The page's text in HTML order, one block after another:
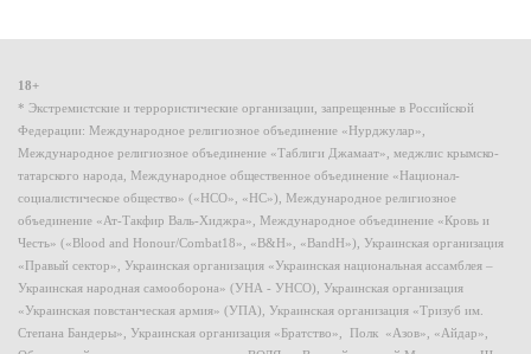
18+
* Экстремистские и террористические организации, запрещенные в Российской
Федерации: Международное религиозное объединение «Нурджулар»,
Международное религиозное объединение «Таблиги Джамаат», меджлис крымско-
татарского народа, Международное общественное объединение «Национал-
социалистическое общество» («НСО», «НС»), Международное религиозное
объединение «Ат-Такфир Валь-Хиджра», Международное объединение «Кровь и
Честь» («Blood and Honour/Combat18», «B&H», «BandH»), Украинская организация
«Правый сектор», Украинская организация «Украинская национальная ассамблея –
Украинская народная самооборона» (УНА - УНСО), Украинская организация
«Украинская повстанческая армия» (УПА), Украинская организация «Тризуб им.
Степана Бандеры», Украинская организация «Братство», Полк «Азов», «Айдар»,